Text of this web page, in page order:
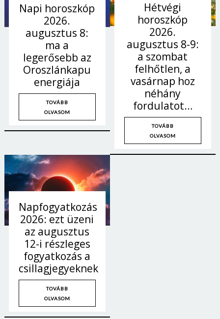
Napi horoszkóp
2026.
augusztus 8:
ma a
legerősebb az
Oroszlánkapu
energiája
TOVÁBB
OLVASOM
Hétvégi
horoszkóp
2026.
augusztus 8-9:
a szombat
felhőtlen, a
vasárnap hoz
néhány
fordulatot…
TOVÁBB
OLVASOM
Napfogyatkozás
2026: ezt üzeni
az augusztus
12-i részleges
fogyatkozás a
csillagjegyeknek
TOVÁBB
OLVASOM